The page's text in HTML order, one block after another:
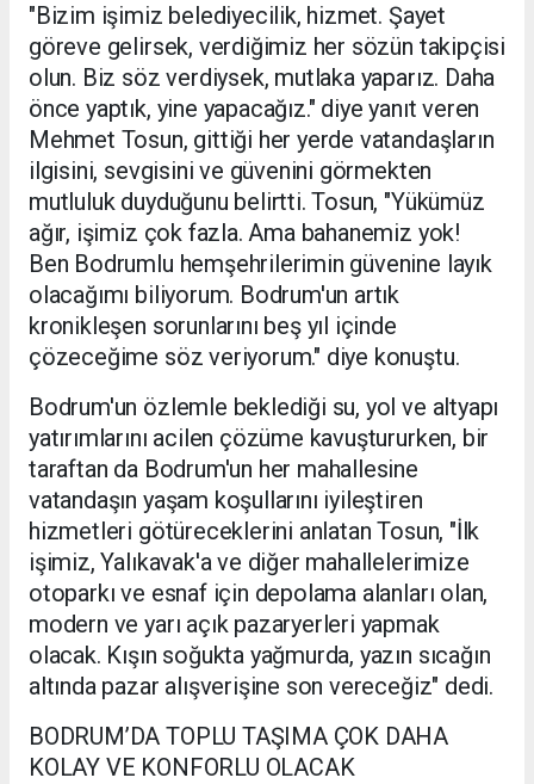
"Bizim işimiz belediyecilik, hizmet. Şayet
göreve gelirsek, verdiğimiz her sözün takipçisi
olun. Biz söz verdiysek, mutlaka yaparız. Daha
önce yaptık, yine yapacağız." diye yanıt veren
Mehmet Tosun, gittiği her yerde vatandaşların
ilgisini, sevgisini ve güvenini görmekten
mutluluk duyduğunu belirtti. Tosun, "Yükümüz
ağır, işimiz çok fazla. Ama bahanemiz yok!
Ben Bodrumlu hemşehrilerimin güvenine layık
olacağımı biliyorum. Bodrum'un artık
kronikleşen sorunlarını beş yıl içinde
çözeceğime söz veriyorum." diye konuştu.
Bodrum'un özlemle beklediği su, yol ve altyapı
yatırımlarını acilen çözüme kavuştururken, bir
taraftan da Bodrum'un her mahallesine
vatandaşın yaşam koşullarını iyileştiren
hizmetleri götüreceklerini anlatan Tosun, "İlk
işimiz, Yalıkavak'a ve diğer mahallelerimize
otoparkı ve esnaf için depolama alanları olan,
modern ve yarı açık pazaryerleri yapmak
olacak. Kışın soğukta yağmurda, yazın sıcağın
altında pazar alışverişine son vereceğiz" dedi.
BODRUM’DA TOPLU TAŞIMA ÇOK DAHA
KOLAY VE KONFORLU OLACAK